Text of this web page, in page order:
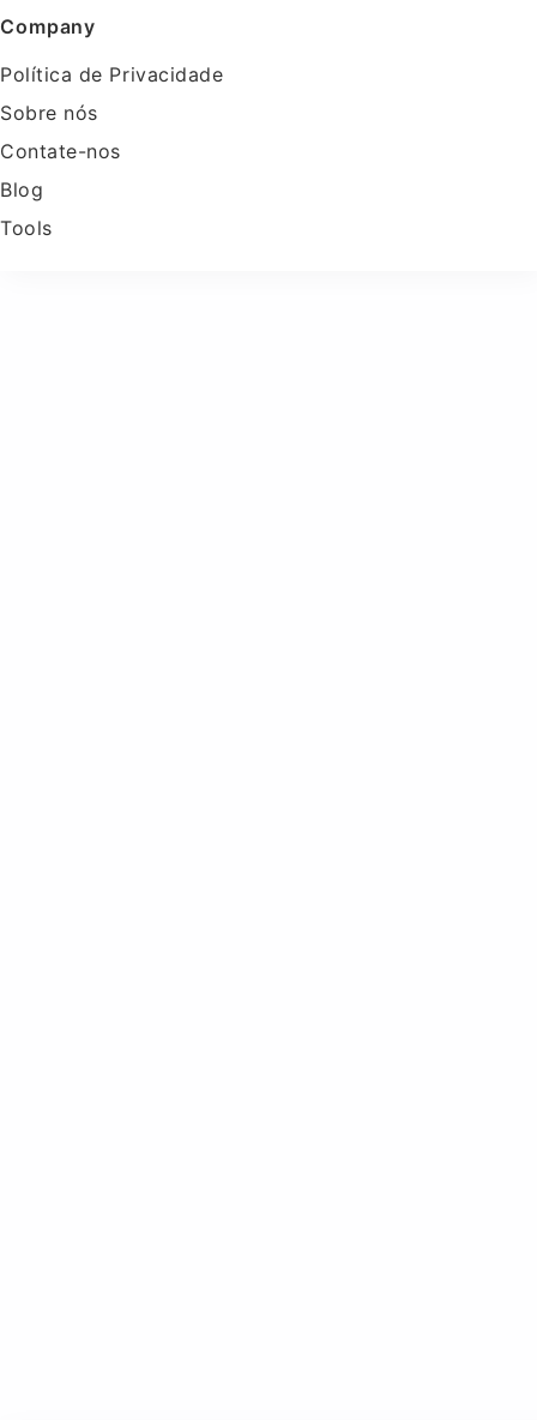
Company
Política de Privacidade
Sobre nós
Contate-nos
Blog
Tools